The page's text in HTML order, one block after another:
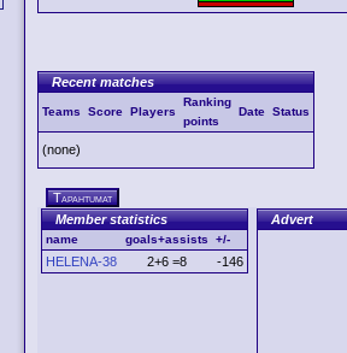
Recent matches
Teams Score Players
Ranking
points
Date Status
(none)
Tapahtumat
Member statistics
name goals+assists +/-
HELENA-38 2+6 =8 -146
Advert